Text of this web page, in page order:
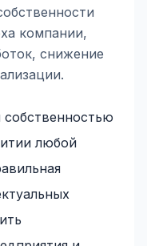
компании,
снижение
собственностью
любой